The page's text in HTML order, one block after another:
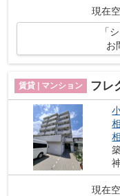
現在
「
お
賃貸 | マンション フレ
現在